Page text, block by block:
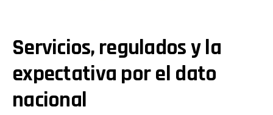
Servicios, regulados y la
expectativa por el dato
nacional